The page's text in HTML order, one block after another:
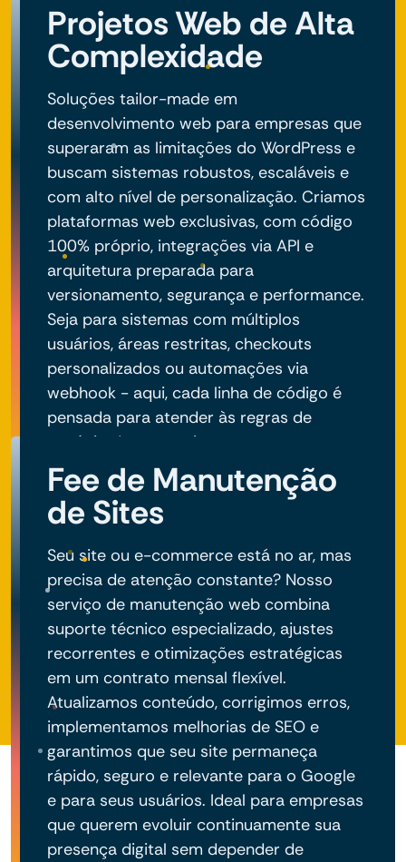
Projetos Web de Alta
Complexidade
Soluções tailor-made em
desenvolvimento web para empresas que
superaram as limitações do WordPress e
buscam sistemas robustos, escaláveis e
com alto nível de personalização. Criamos
plataformas web exclusivas, com código
100% próprio, integrações via API e
arquitetura preparada para
versionamento, segurança e performance.
Seja para sistemas com múltiplos
usuários, áreas restritas, checkouts
personalizados ou automações via
webhook - aqui, cada linha de código é
pensada para atender às regras de
negócio do seu projeto.
Fee de Manutenção
de Sites
Seu site ou e-commerce está no ar, mas
precisa de atenção constante? Nosso
serviço de manutenção web combina
suporte técnico especializado, ajustes
recorrentes e otimizações estratégicas
em um contrato mensal flexível.
Atualizamos conteúdo, corrigimos erros,
implementamos melhorias de SEO e
garantimos que seu site permaneça
rápido, seguro e relevante para o Google
e para seus usuários. Ideal para empresas
que querem evoluir continuamente sua
presença digital sem depender de